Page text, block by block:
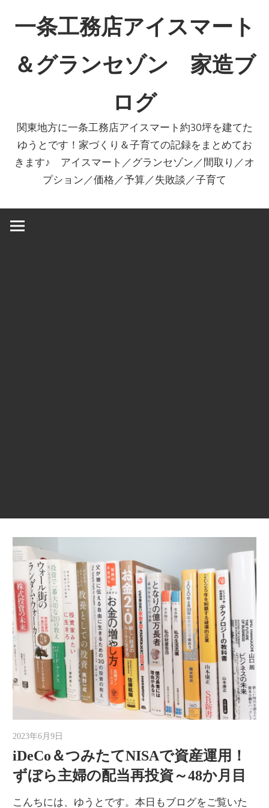
一条工務店アイスマート
＆グランセゾン 家造ブ
ログ
関東地方に一条工務店アイスマート約30坪を建てた
ゆうとです！家づくり＆子育ての記録をまとめてお
きます♪ アイスマート／グランセゾン／間取り／オ
プション／価格／予算／失敗談／子育て
2023年6月9日
iDeCo＆つみたてNISAで資産運用！
ずぼら主婦の配当再投資～48か月目
こんちには、ゆうとです。本日もブログをご覧いた